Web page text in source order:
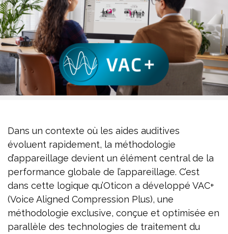
Dans un contexte où les aides auditives
évoluent rapidement, la méthodologie
d’appareillage devient un élément central de la
performance globale de l’appareillage. C’est
dans cette logique qu’Oticon a développé VAC+
(Voice Aligned Compression Plus), une
méthodologie exclusive, conçue et optimisée en
parallèle des technologies de traitement du